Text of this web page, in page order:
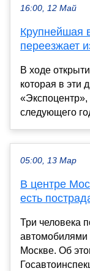
16:00, 12 Май
Крупнейшая
переезжает
В ходе
которая в эти
следующего
05:00, 13 Мар
В центре
есть
Три человека
автомобилями
Москве. Об